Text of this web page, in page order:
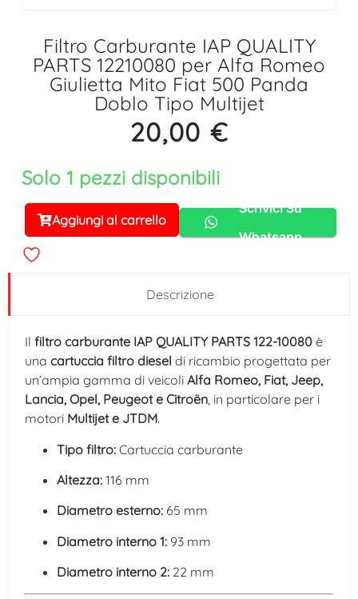
Filtro Carburante IAP QUALITY
PARTS 12210080 per Alfa Romeo
Giulietta Mito Fiat 500 Panda
Doblo Tipo Multijet
20,00 €
Solo 1 pezzi disponibili
Aggiungi al carrello
Alternative:
Scrivici Su
Whatsapp
Descrizione
Il filtro carburante IAP QUALITY PARTS 122-10080 è
una cartuccia filtro diesel di ricambio progettata per
un’ampia gamma di veicoli Alfa Romeo, Fiat, Jeep,
Lancia, Opel, Peugeot e Citroën, in particolare per i
motori Multijet e JTDM.
Tipo filtro: Cartuccia carburante
Altezza: 116 mm
Diametro esterno: 65 mm
Diametro interno 1: 93 mm
Diametro interno 2: 22 mm